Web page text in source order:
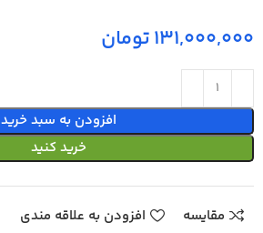
تومان
افزودن به سبد خرید
خرید کنید
مقایسه افزودن به علاقه مندی